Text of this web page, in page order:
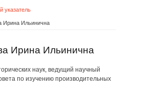
указатель
Ирина Ильинична
Ирина Ильинична
наук, ведущий научный
по изучению производительных